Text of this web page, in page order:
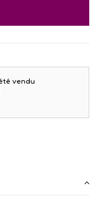
vendu